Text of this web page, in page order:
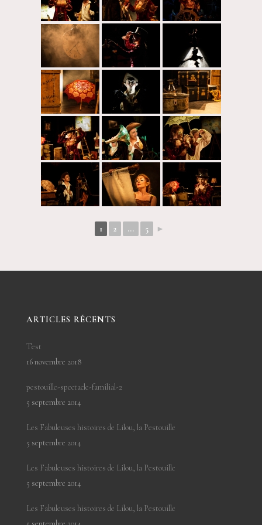
1 2 ... 5 ►
ARTICLES RÉCENTS
Test
16 novembre 2018
pestouille-spectacle-familial-2
5 septembre 2014
Les Fabuleuses histoires de Lilou, la Pestouille
5 septembre 2014
Les Fabuleuses histoires de Lilou, la Pestouille
5 septembre 2014
Les Fabuleuses histoires de Lilou, la Pestouille